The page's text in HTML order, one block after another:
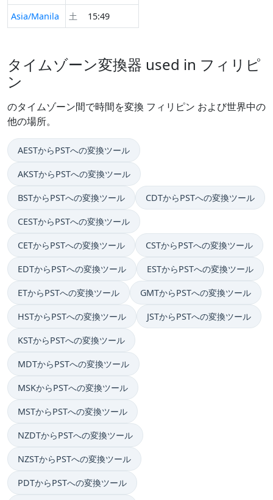
Asia/Manila
土 15:49
タイムゾーン変換器 used in フィリピ
ン
のタイムゾーン間で時間を変換 フィリピン および世界中の
他の場所。
AESTからPSTへの変換ツール
AKSTからPSTへの変換ツール
BSTからPSTへの変換ツール CDTからPSTへの変換ツール
CESTからPSTへの変換ツール
CETからPSTへの変換ツール CSTからPSTへの変換ツール
EDTからPSTへの変換ツール ESTからPSTへの変換ツール
ETからPSTへの変換ツール GMTからPSTへの変換ツール
HSTからPSTへの変換ツール JSTからPSTへの変換ツール
KSTからPSTへの変換ツール
MDTからPSTへの変換ツール
MSKからPSTへの変換ツール
MSTからPSTへの変換ツール
NZDTからPSTへの変換ツール
NZSTからPSTへの変換ツール
PDTからPSTへの変換ツール